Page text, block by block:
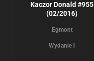
Kaczor Donald #955
(02/2016)
Egmont
Wydanie I